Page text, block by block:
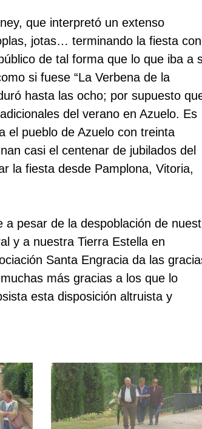
que interpretó un extenso
jotas… terminando la fiesta con
de tal forma que lo que iba a
si fuese “La Verbena de la
hasta las ocho; por supuesto
del verano en Azuelo. Es
el pueblo de Azuelo con treinta
casi el centenar de jubilados del
la fiesta desde Pamplona, Vitoria,
pesar de la despoblación de
y a nuestra Tierra Estella en
Santa Engracia da las
más gracias a los que lo
esta disposición altruista y